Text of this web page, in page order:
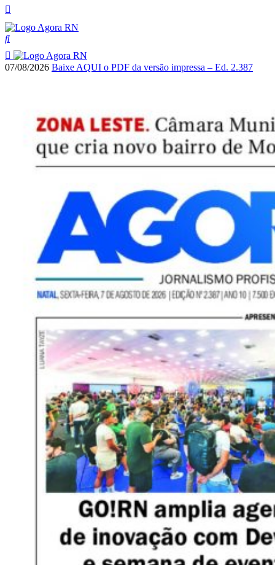
07/08/2026 Baixe AQUI o PDF da versão impressa – Ed. 2.387